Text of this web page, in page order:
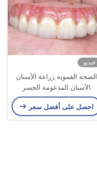
فيديو
الصحة الفموية زراعة الأسنان
الأسنان المدعومة الجسر
السطح الملمع يدعم الأسنان
الكاملة
احصل على أفضل سعر